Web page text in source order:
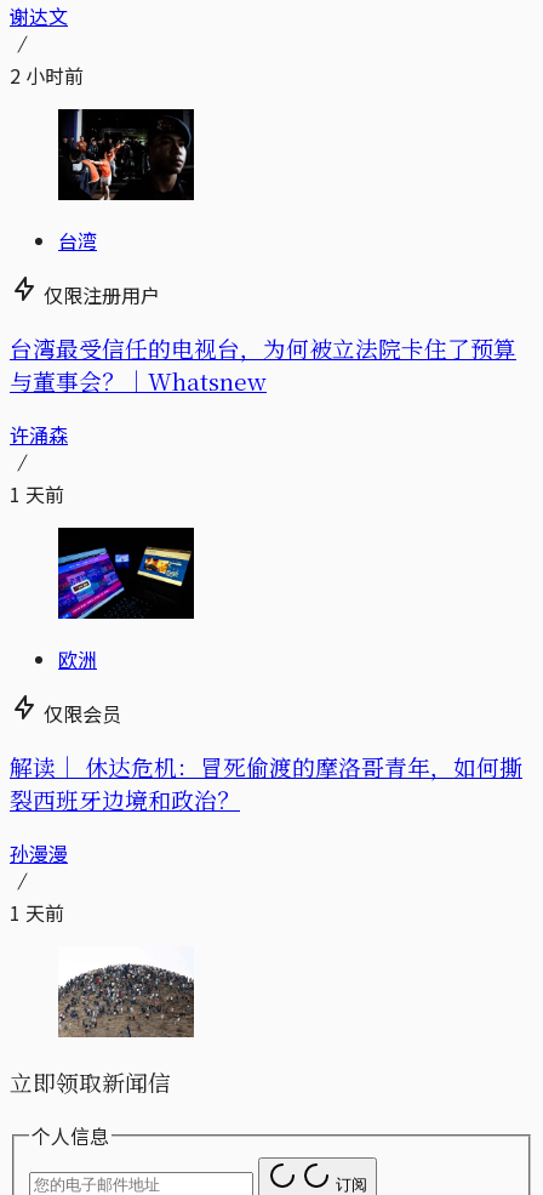
谢达文
2 小时前
台湾
仅限注册用户
台湾最受信任的电视台，为何被立法院卡住了预算
与董事会？｜Whatsnew
许涌森
1 天前
欧洲
仅限会员
解读｜ 休达危机：冒死偷渡的摩洛哥青年，如何撕
裂西班牙边境和政治？
孙漫漫
1 天前
立即领取新闻信
个人信息
订阅